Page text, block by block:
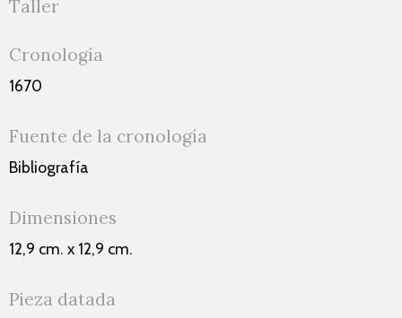
Taller
Cronología
1670
Fuente de la cronología
Bibliografía
Dimensiones
12,9 cm. x 12,9 cm.
Pieza datada